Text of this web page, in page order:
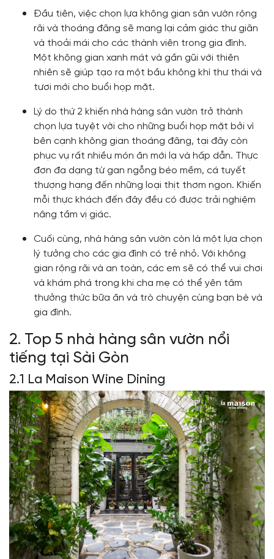
Đầu tiên, việc chọn lựa không gian sân vườn rộng
rãi và thoáng đãng sẽ mang lại cảm giác thư giãn
và thoải mái cho các thành viên trong gia đình.
Một không gian xanh mát và gần gũi với thiên
nhiên sẽ giúp tạo ra một bầu không khí thư thái và
tươi mới cho buổi họp mặt.
Lý do thứ 2 khiến nhà hàng sân vườn trở thành
chọn lựa tuyệt vời cho những buổi họp mặt bởi vì
bên cạnh không gian thoáng đãng, tại đây còn
phục vụ rất nhiều món ăn mới lạ và hấp dẫn. Thực
đơn đa dạng từ gan ngỗng béo mềm, cá tuyết
thượng hạng đến những loại thịt thơm ngon. Khiến
mỗi thực khách đến đây đều có được trải nghiệm
nâng tầm vị giác.
Cuối cùng, nhà hàng sân vườn còn là một lựa chọn
lý tưởng cho các gia đình có trẻ nhỏ. Với không
gian rộng rãi và an toàn, các em sẽ có thể vui chơi
và khám phá trong khi cha mẹ có thể yên tâm
thưởng thức bữa ăn và trò chuyện cùng bạn bè và
gia đình.
2. Top 5 nhà hàng sân vườn nổi
tiếng tại Sài Gòn
2.1 La Maison Wine Dining